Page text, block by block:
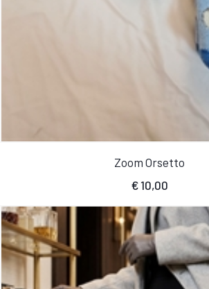
Zoom Orsetto
€10,00